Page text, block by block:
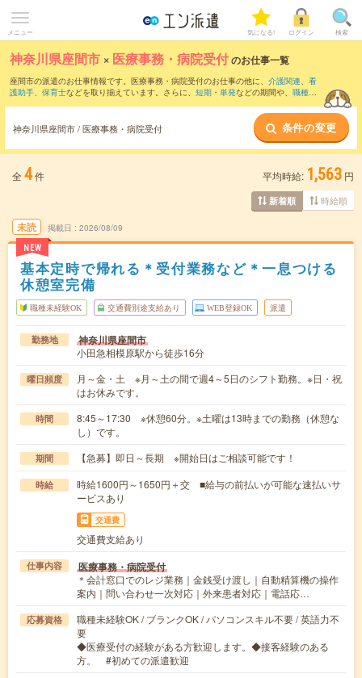
メニュー 気になる! ログイン 検索
神奈川県座間市 × 医療事務・病院受付のお仕事一覧
座間市の派遣のお仕事情報です。医療事務・病院受付のお仕事の他に、 介護関連、 看
護助手、 保育士などを取り揃えています。さらに、 短期 ・ 単発などの期間や、 職種未
神奈川県座間市 / 医療事務・病院受付 条件の変更
全 4件 平均時給: 1,563 円
新着順 時給順
未読
NEW
掲載日 2026/08/09
基本定時で帰れる＊受付業務など＊一息つける
休憩室完備
職種未経験OK 交通費別途支給あり WEB登録OK 派遣
勤務地 神奈川県座間市
小田急相模原駅から徒歩16分
曜日頻度
月～金・土 ※月～土の間で週4～5日のシフト勤務。※日・祝
はお休みです。
時間
8:45～17:30 ※休憩60分。※土曜は13時までの勤務（休憩な
し）です。
期間 【急募】即日～長期 ※開始日はご相談可能です！
時給
時給1600円～1650円＋交 ■給与の前払いが可能な速払いサ
ービスあり
交通費
交通費支給あり
仕事内容 医療事務・病院受付
＊会計窓口でのレジ業務｜金銭受け渡し｜自動精算機の操作
案内｜問い合わせ一次対応｜外来患者対応｜電話応…
応募資格
職種未経験OK / ブランクOK / パソコンスキル不要 / 英語力不
要
◆医療受付の経験がある方歓迎します。◆接客経験のある
方。 #初めての派遣歓迎